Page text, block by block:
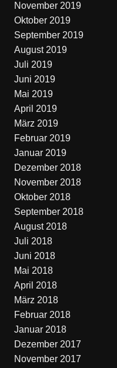
November 2019
Oktober 2019
September 2019
August 2019
Juli 2019
Juni 2019
Mai 2019
April 2019
März 2019
Februar 2019
Januar 2019
Dezember 2018
November 2018
Oktober 2018
September 2018
August 2018
Juli 2018
Juni 2018
Mai 2018
April 2018
März 2018
Februar 2018
Januar 2018
Dezember 2017
November 2017